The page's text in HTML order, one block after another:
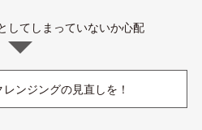
してしまっていないか心配
ンジングの見直しを！